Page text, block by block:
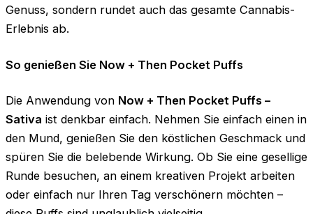
Genuss, sondern rundet auch das gesamte Cannabis-
Erlebnis ab.
So genießen Sie Now + Then Pocket Puffs
Die Anwendung von Now + Then Pocket Puffs –
Sativa ist denkbar einfach. Nehmen Sie einfach einen in
den Mund, genießen Sie den köstlichen Geschmack und
spüren Sie die belebende Wirkung. Ob Sie eine gesellige
Runde besuchen, an einem kreativen Projekt arbeiten
oder einfach nur Ihren Tag verschönern möchten –